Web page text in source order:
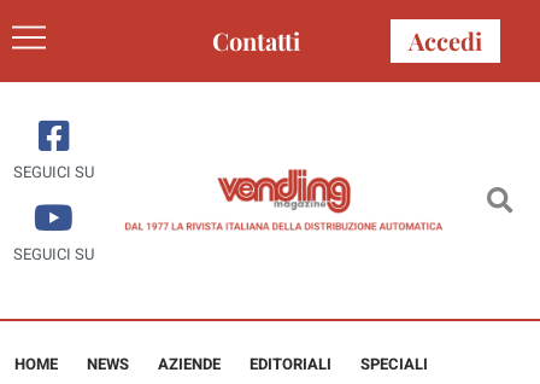
Contatti Accedi
SEGUICI SU
SEGUICI SU
HOME NEWS AZIENDE EDITORIALI SPECIALI